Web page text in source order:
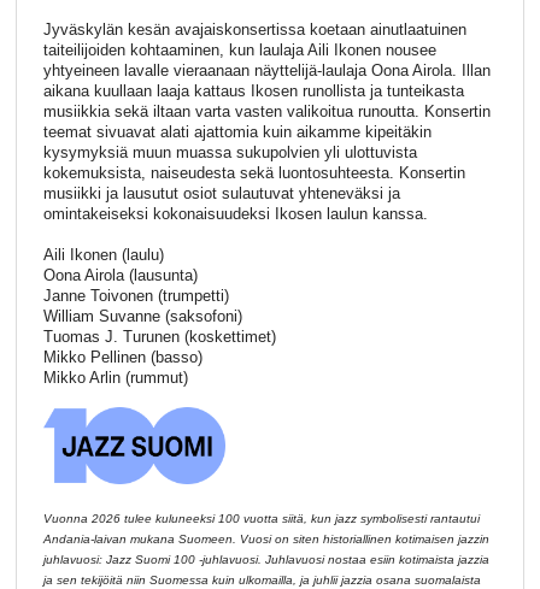
Jyväskylän kesän avajaiskonsertissa koetaan ainutlaatuinen
taiteilijoiden kohtaaminen, kun laulaja Aili Ikonen nousee
yhtyeineen lavalle vieraanaan näyttelijä-laulaja Oona Airola. Illan
aikana kuullaan laaja kattaus Ikosen runollista ja tunteikasta
musiikkia sekä iltaan varta vasten valikoitua runoutta. Konsertin
teemat sivuavat alati ajattomia kuin aikamme kipeitäkin
kysymyksiä muun muassa sukupolvien yli ulottuvista
kokemuksista, naiseudesta sekä luontosuhteesta. Konsertin
musiikki ja lausutut osiot sulautuvat yhteneväksi ja
omintakeiseksi kokonaisuudeksi Ikosen laulun kanssa.
Aili Ikonen (laulu)
Oona Airola (lausunta)
Janne Toivonen (trumpetti)
William Suvanne (saksofoni)
Tuomas J. Turunen (koskettimet)
Mikko Pellinen (basso)
Mikko Arlin (rummut)
Vuonna 2026 tulee kuluneeksi 100 vuotta siitä, kun jazz symbolisesti rantautui
Andania-laivan mukana Suomeen. Vuosi on siten historiallinen kotimaisen jazzin
juhlavuosi: Jazz Suomi 100 -juhlavuosi. Juhlavuosi nostaa esiin kotimaista jazzia
ja sen tekijöitä niin Suomessa kuin ulkomailla, ja juhlii jazzia osana suomalaista